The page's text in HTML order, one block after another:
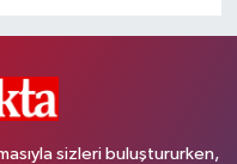
sizleri buluştururken,